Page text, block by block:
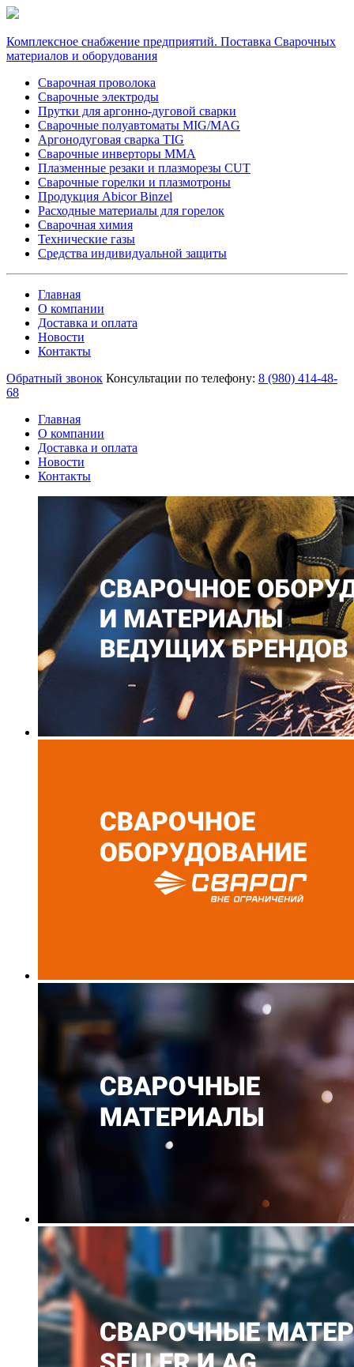
Комплексное снабжение предприятий. Поставка Сварочных
материалов и оборудования
Сварочная проволока
Сварочные электроды
Прутки для аргонно-дуговой сварки
Сварочные полуавтоматы MIG/MAG
Аргонодуговая сварка TIG
Сварочные инверторы MMA
Плазменные резаки и плазморезы CUT
Сварочные горелки и плазмотроны
Продукция Abicor Binzel
Расходные материалы для горелок
Сварочная химия
Технические газы
Средства индивидуальной защиты
Главная
О компании
Доставка и оплата
Новости
Контакты
Обратный звонок Консультации по телефону: 8 (980) 414-48-
68
Главная
О компании
Доставка и оплата
Новости
Контакты